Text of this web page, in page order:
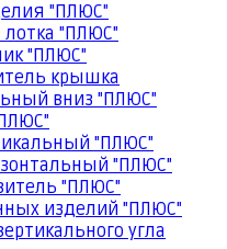
"ПЛЮС"
лотка "ПЛЮС"
"ПЛЮС"
крышка
вниз "ПЛЮС"
"ПЛЮС"
"ПЛЮС"
"ПЛЮС"
изделий "ПЛЮС"
угла